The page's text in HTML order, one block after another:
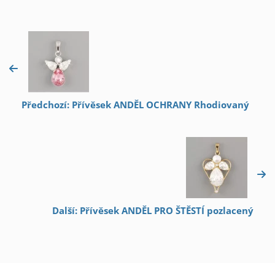
Předchozí: Přívěsek ANDĚL OCHRANY Rhodiovaný
Další: Přívěsek ANDĚL PRO ŠTĚSTÍ pozlacený